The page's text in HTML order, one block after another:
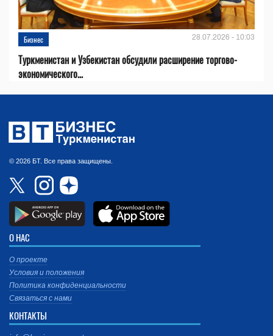
Бизнес 28.07.2026 - 10:03
Туркменистан и Узбекистан обсудили расширение торгово-
экономического...
© 2026 БТ. Все права защищены.
О НАС
О проекте
Условия и положения
Политика конфиденциальности
Связаться с нами
КОНТАКТЫ